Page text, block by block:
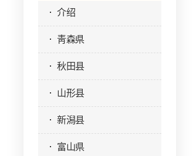
介绍
靑森県
秋田县
山形县
新潟县
富山県